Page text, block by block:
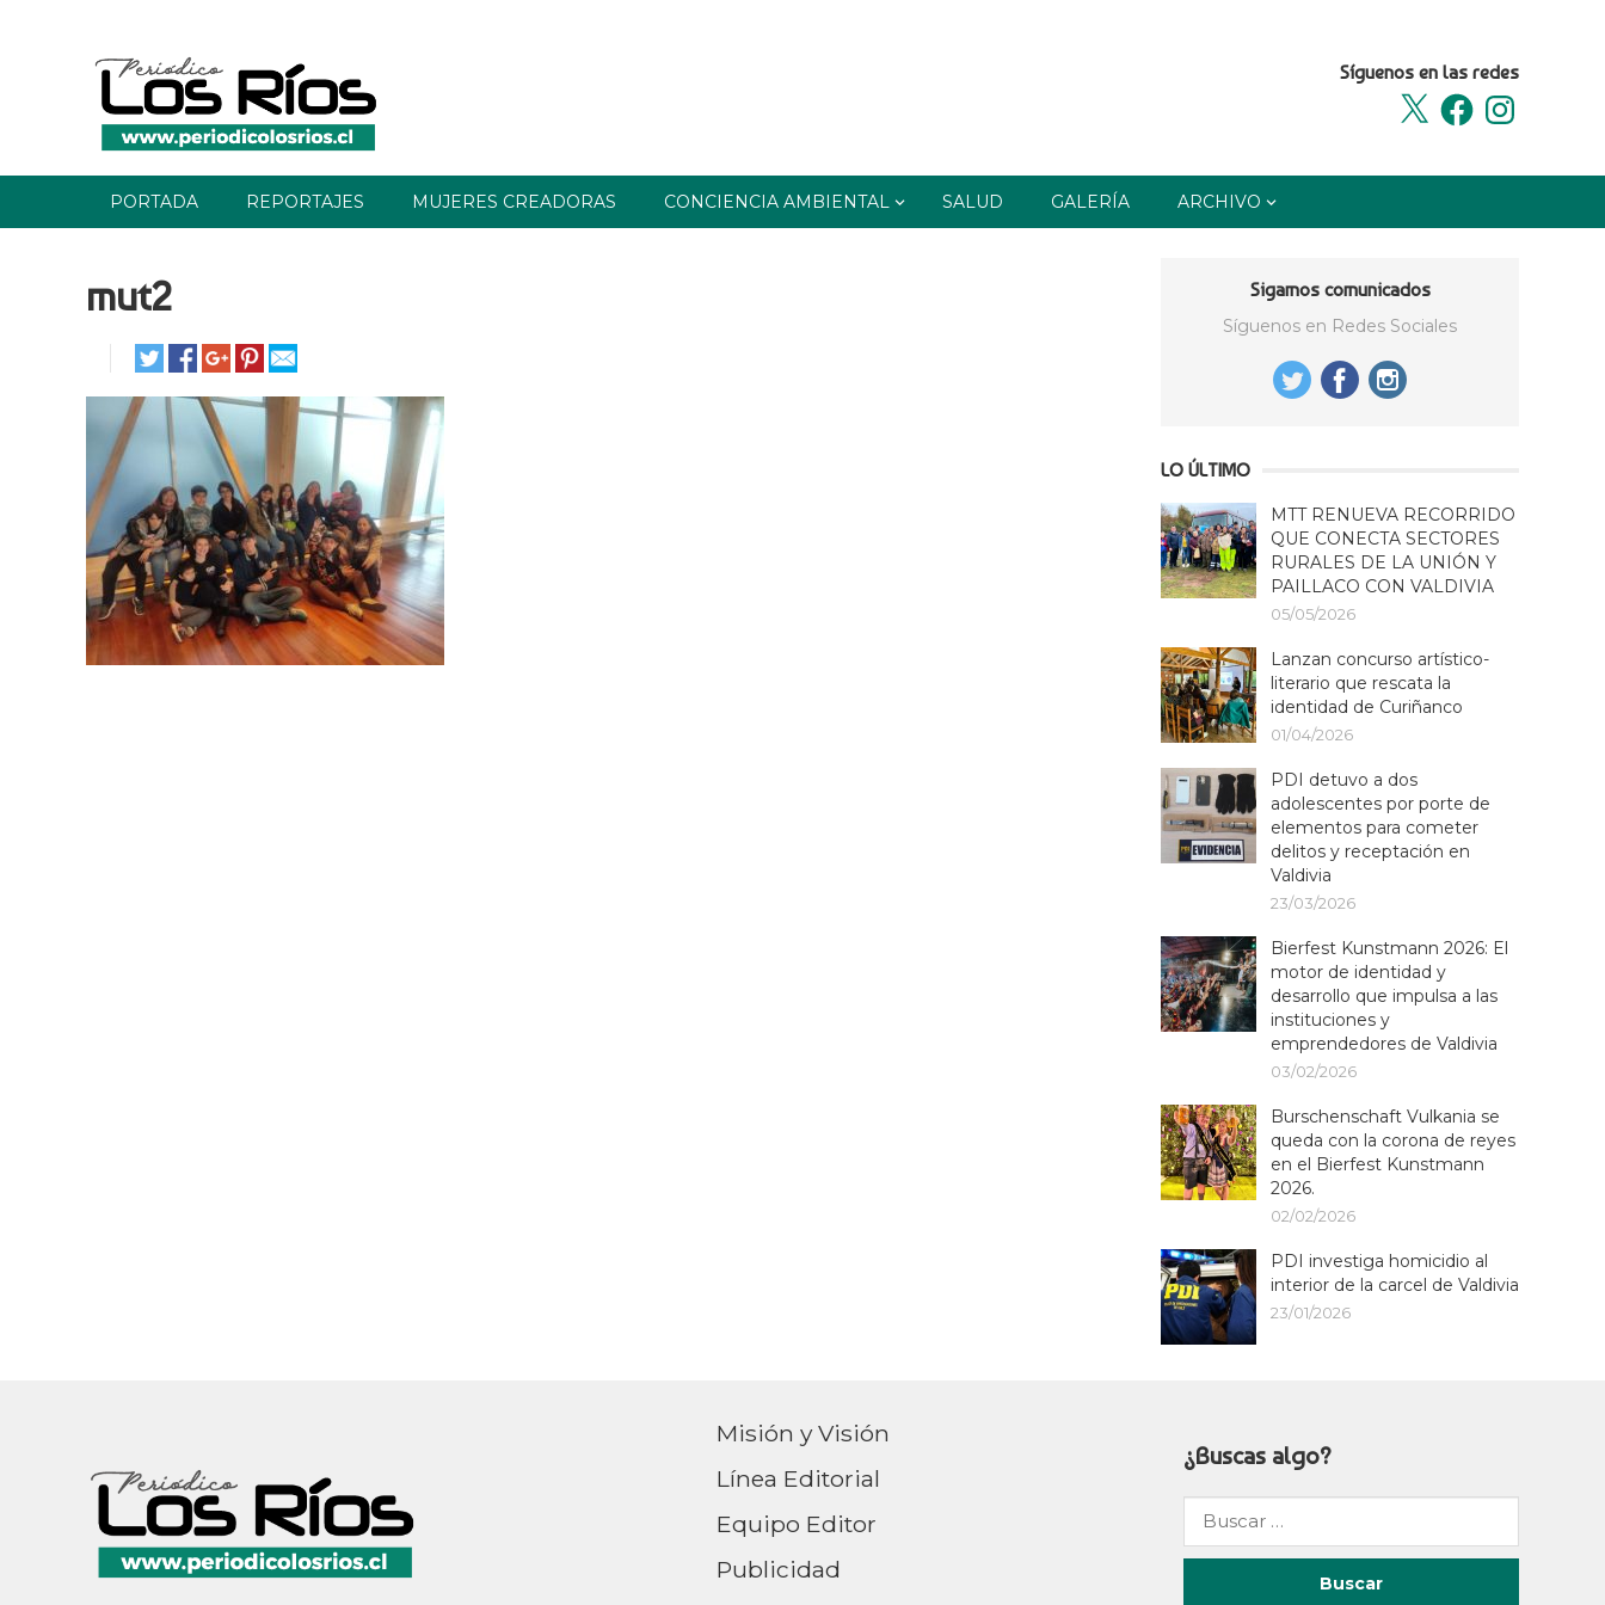
Síguenos en las redes
X
FacebookInstagram
PORTADA REPORTAJES MUJERES CREADORAS CONCIENCIA AMBIENTAL SALUD GALERÍA ARCHIVO
mut2 Sigamos comunicados
Síguenos en Redes Sociales
LO ÚLTIMO
MTT RENUEVA RECORRIDO
QUE CONECTA SECTORES
RURALES DE LA UNIÓN Y
PAILLACO CON VALDIVIA
05/05/2026
Lanzan concurso artístico-
literario que rescata la
identidad de Curiñanco
01/04/2026
PDI detuvo a dos
adolescentes por porte de
elementos para cometer
delitos y receptación en
Valdivia
23/03/2026
Bierfest Kunstmann 2026: El
motor de identidad y
desarrollo que impulsa a las
instituciones y
emprendedores de Valdivia
03/02/2026
Burschenschaft Vulkania se
queda con la corona de reyes
en el Bierfest Kunstmann
2026.
02/02/2026
PDI investiga homicidio al
interior de la carcel de Valdivia
23/01/2026
Misión y Visión
Línea Editorial
Equipo Editor
Publicidad
¿Buscas algo?
Buscar
por: